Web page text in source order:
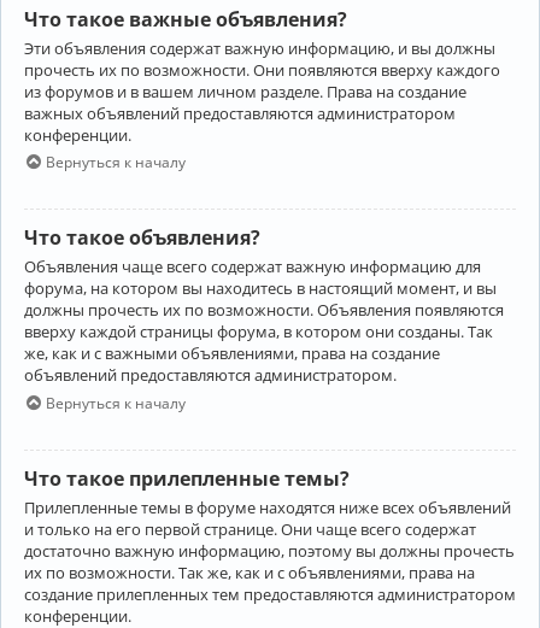
Что такое важные объявления?
Эти объявления содержат важную информацию, и вы должны
прочесть их по возможности. Они появляются вверху каждого
из форумов и в вашем личном разделе. Права на создание
важных объявлений предоставляются администратором
конференции.
Вернуться к началу
Что такое объявления?
Объявления чаще всего содержат важную информацию для
форума, на котором вы находитесь в настоящий момент, и вы
должны прочесть их по возможности. Объявления появляются
вверху каждой страницы форума, в котором они созданы. Так
же, как и с важными объявлениями, права на создание
объявлений предоставляются администратором.
Вернуться к началу
Что такое прилепленные темы?
Прилепленные темы в форуме находятся ниже всех объявлений
и только на его первой странице. Они чаще всего содержат
достаточно важную информацию, поэтому вы должны прочесть
их по возможности. Так же, как и с объявлениями, права на
создание прилепленных тем предоставляются администратором
конференции.